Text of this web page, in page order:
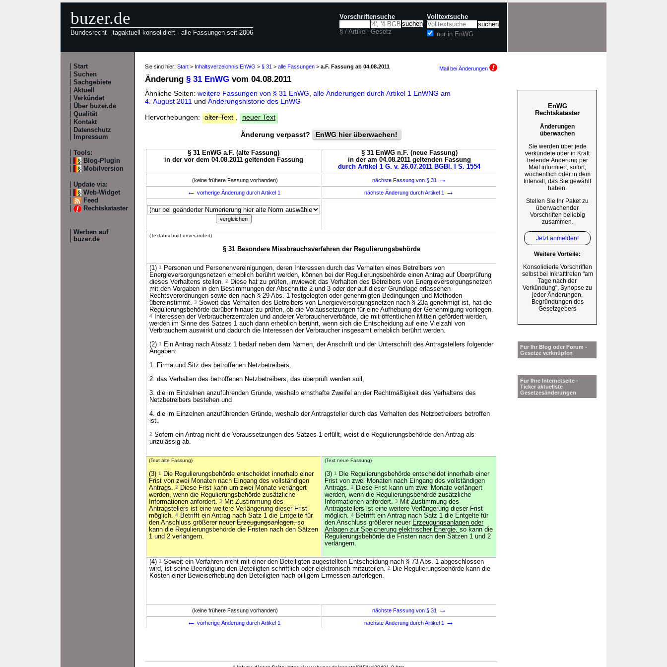
buzer.de
Bundesrecht - tagaktuell konsolidiert - alle Fassungen seit 2006
Vorschriftensuche
§ / Artikel Gesetz
Volltextsuche
nur in EnWG
Start
Suchen
Sachgebiete
Aktuell
Verkündet
Über buzer.de
Qualität
Kontakt
Datenschutz
Impressum
Tools:
Blog-Plugin
Mobilversion
Update via:
Web-Widget
Feed
Rechtskataster
Werben auf
buzer.de
Sie sind hier: Start > Inhaltsverzeichnis EnWG > § 31 > alle Fassungen > a.F. Fassung ab 04.08.2011 Mail bei Änderungen
Änderung § 31 EnWG vom 04.08.2011
Ähnliche Seiten: weitere Fassungen von § 31 EnWG alle Änderungen durch Artikel 1 EnWNG am
4. August 2011 und Änderungshistorie des EnWG
Hervorhebungen:
alter Text neuer Text
Änderung verpasst? EnWG hier überwachen!
§ 31 EnWG a.F. (alte Fassung)
in der vor dem 04.08.2011 geltenden Fassung
§ 31 EnWG n.F. (neue Fassung)
in der am 04.08.2011 geltenden Fassung
durch Artikel 1 G. v. 26.07.2011 BGBl. I S. 1554
(keine frühere Fassung vorhanden) nächste Fassung von § 31
→
← vorherige Änderung durch Artikel 1 nächste Änderung durch Artikel 1 →
(Textabschnitt unverändert)
§ 31 Besondere Missbrauchsverfahren der Regulierungsbehörde
(1) 1
Personen und Personenvereinigungen, deren Interessen durch das Verhalten eines Betreibers von
Energieversorgungsnetzen erheblich berührt werden, können bei der Regulierungsbehörde einen Antrag auf Überprüfung
dieses Verhaltens stellen. 2
Diese hat zu prüfen, inwieweit das Verhalten des Betreibers von Energieversorgungsnetzen
mit den Vorgaben in den Bestimmungen der Abschnitte 2 und 3 oder der auf dieser Grundlage erlassenen
Rechtsverordnungen sowie den nach § 29 Abs. 1 festgelegten oder genehmigten Bedingungen und Methoden
übereinstimmt. 3 Soweit das Verhalten des Betreibers von Energieversorgungsnetzen nach § 23a genehmigt ist, hat die
Regulierungsbehörde darüber hinaus zu prüfen, ob die Voraussetzungen für eine Aufhebung der Genehmigung vorliegen.
4
Interessen der Verbraucherzentralen und anderer Verbraucherverbände, die mit öffentlichen Mitteln gefördert werden,
werden im Sinne des Satzes 1 auch dann erheblich berührt, wenn sich die Entscheidung auf eine Vielzahl von
Verbrauchern auswirkt und dadurch die Interessen der Verbraucher insgesamt erheblich berührt werden.
(2) 1
Ein Antrag nach Absatz 1 bedarf neben dem Namen, der Anschrift und der Unterschrift des Antragstellers folgender
Angaben:
1. Firma und Sitz des betroffenen Netzbetreibers,
2. das Verhalten des betroffenen Netzbetreibers, das überprüft werden soll,
3. die im Einzelnen anzuführenden Gründe, weshalb ernsthafte Zweifel an der Rechtmäßigkeit des Verhaltens des
Netzbetreibers bestehen und
4. die im Einzelnen anzuführenden Gründe, weshalb der Antragsteller durch das Verhalten des Netzbetreibers betroffen
ist.
2 Sofern ein Antrag nicht die Voraussetzungen des Satzes 1 erfüllt, weist die Regulierungsbehörde den Antrag als
unzulässig ab.
(Text alte Fassung)
(3) 1
Die Regulierungsbehörde entscheidet innerhalb einer
Frist von zwei Monaten nach Eingang des vollständigen
Antrags. 2
Diese Frist kann um zwei Monate verlängert
werden, wenn die Regulierungsbehörde zusätzliche
Informationen anfordert. 3
Mit Zustimmung des
Antragstellers ist eine weitere Verlängerung dieser Frist
möglich. 4 Betrifft ein Antrag nach Satz 1 die Entgelte für
den Anschluss größerer neuer Erzeugungsanlagen,so
kann die Regulierungsbehörde die Fristen nach den Sätzen
1 und 2 verlängern.
(Text neue Fassung)
(3) 1
Die Regulierungsbehörde entscheidet innerhalb einer
Frist von zwei Monaten nach Eingang des vollständigen
Antrags. 2
Diese Frist kann um zwei Monate verlängert
werden, wenn die Regulierungsbehörde zusätzliche
Informationen anfordert. 3
Mit Zustimmung des
Antragstellers ist eine weitere Verlängerung dieser Frist
möglich. 4 Betrifft ein Antrag nach Satz 1 die Entgelte für
den Anschluss größerer neuer Erzeugungsanlagen oder
Anlagen zur Speicherung elektrischer Energie, so kann die
Regulierungsbehörde die Fristen nach den Sätzen 1 und 2
verlängern.
(4) 1 Soweit ein Verfahren nicht mit einer den Beteiligten zugestellten Entscheidung nach § 73 Abs. 1 abgeschlossen
wird, ist seine Beendigung den Beteiligten schriftlich oder elektronisch mitzuteilen. 2
Die Regulierungsbehörde kann die
Kosten einer Beweiserhebung den Beteiligten nach billigem Ermessen auferlegen.
(keine frühere Fassung vorhanden) nächste Fassung von § 31
→
← vorherige Änderung durch Artikel 1 nächste Änderung durch Artikel 1 →
EnWG
Rechtskataster
Änderungen
überwachen
Sie werden über jede
verkündete oder in Kraft
tretende Änderung per
Mail informiert, sofort,
wöchentlich oder in dem
Intervall, das Sie gewählt
haben.
Stellen Sie Ihr Paket zu
überwachender
Vorschriften beliebig
zusammen.
Jetzt anmelden!
Weitere Vorteile:
Konsolidierte Vorschriften
selbst bei Inkrafttreten "am
Tage nach der
Verkündung", Synopse zu
jeder Änderungen,
Begründungen des
Gesetzgebers
Für Ihr Blog oder Forum -
Gesetze verknüpfen
Für Ihre Internetseite -
Ticker aktuellste
Gesetzesänderungen